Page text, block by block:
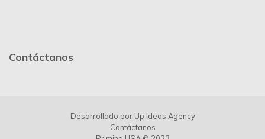
Contáctanos
Desarrollado por Up Ideas Agency
Contáctanos